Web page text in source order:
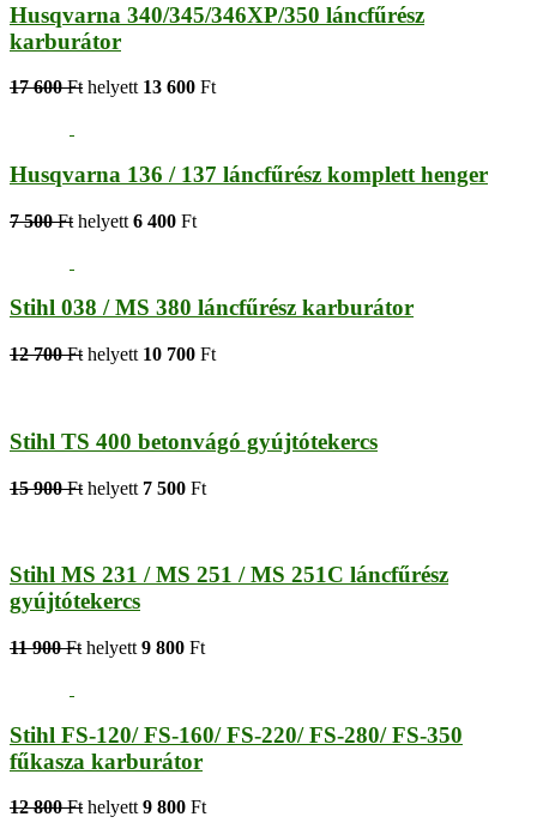
Husqvarna 340/345/346XP/350 láncfűrész
karburátor
17 600 Ft helyett 13 600 Ft
Husqvarna 136 / 137 láncfűrész komplett henger
7 500 Ft helyett 6 400 Ft
Stihl 038 / MS 380 láncfűrész karburátor
12 700 Ft helyett 10 700 Ft
Stihl TS 400 betonvágó gyújtótekercs
15 900 Ft helyett 7 500 Ft
Stihl MS 231 / MS 251 / MS 251C láncfűrész
gyújtótekercs
11 900 Ft helyett 9 800 Ft
Stihl FS-120/ FS-160/ FS-220/ FS-280/ FS-350
fűkasza karburátor
12 800 Fthelyett9 800 Ft